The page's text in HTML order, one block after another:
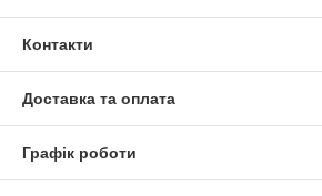
Контакти
Доставка та оплата
Графік роботи